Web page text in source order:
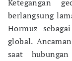
Ketegangan
berlangsung
Hormuz
global.
saat